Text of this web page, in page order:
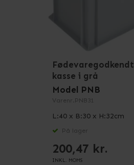
Fødevaregodkendt
kasse i grå
Model PNB
Varenr. PNB31
L:40 x B:30 x H:32cm
På lager
200,47 kr.
INKL. MOMS